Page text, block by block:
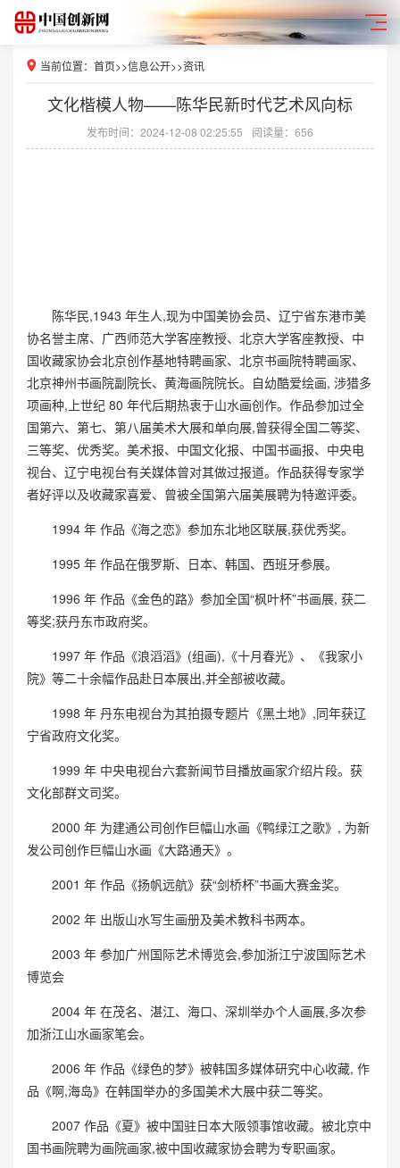
当前位置： 首页>>信息公开>>资讯
文化楷模人物——陈华民新时代艺术风向标
发布时间：2024-12-08 02:25:55 阅读量：656
陈华民,1943 年生人,现为中国美协会员、辽宁省东港市美
协名誉主席、广西师范大学客座教授、北京大学客座教授、中
国收藏家协会北京创作基地特聘画家、北京书画院特聘画家、
北京神州书画院副院长、黄海画院院长。自幼酷爱绘画, 涉猎多
项画种,上世纪 80 年代后期热衷于山水画创作。作品参加过全
国第六、第七、第八届美术大展和单向展,曾获得全国二等奖、
三等奖、优秀奖。美术报、中国文化报、中国书画报、中央电
视台、辽宁电视台有关媒体曾对其做过报道。作品获得专家学
者好评以及收藏家喜爱、曾被全国第六届美展聘为特邀评委。
1994 年 作品《海之恋》参加东北地区联展,获优秀奖。
1995 年 作品在俄罗斯、日本、韩国、西班牙参展。
1996 年 作品《金色的路》参加全国“枫叶杯”书画展, 获二
等奖;获丹东市政府奖。
1997 年 作品《浪滔滔》(组画),《十月春光》、《我家小
院》等二十余幅作品赴日本展出,并全部被收藏。
1998 年 丹东电视台为其拍摄专题片《黑土地》,同年获辽
宁省政府文化奖。
1999 年 中央电视台六套新闻节目播放画家介绍片段。获
文化部群文司奖。
2000 年 为建通公司创作巨幅山水画《鸭绿江之歌》, 为新
发公司创作巨幅山水画《大路通天》。
2001 年 作品《扬帆远航》获“剑桥杯”书画大赛金奖。
2002 年 出版山水写生画册及美术教科书两本。
2003 年 参加广州国际艺术博览会,参加浙江宁波国际艺术
博览会
2004 年 在茂名、湛江、海口、深圳举办个人画展,多次参
加浙江山水画家笔会。
2006 年 作品《绿色的梦》被韩国多媒体研究中心收藏, 作
品《啊,海岛》在韩国举办的多国美术大展中获二等奖。
2007 作品《夏》被中国驻日本大阪领事馆收藏。被北京中
国书画院聘为画院画家,被中国收藏家协会聘为专职画家。